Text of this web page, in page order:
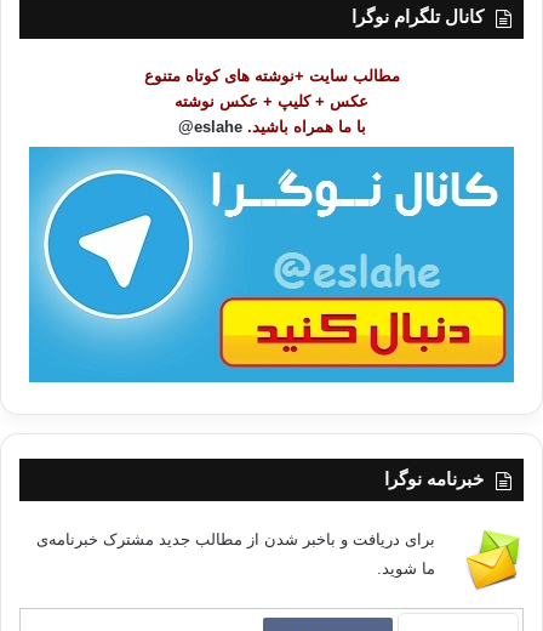
کانال تلگرام نوگرا
مطالب سایت +نوشته های کوتاه متنوع
عکس + کلیپ + عکس نوشته
با ما همراه باشید. eslahe@
خبرنامه نوگرا
برای دریافت و باخبر شدن از مطالب جدید مشترک خبرنامه‌ی
ما شوید.